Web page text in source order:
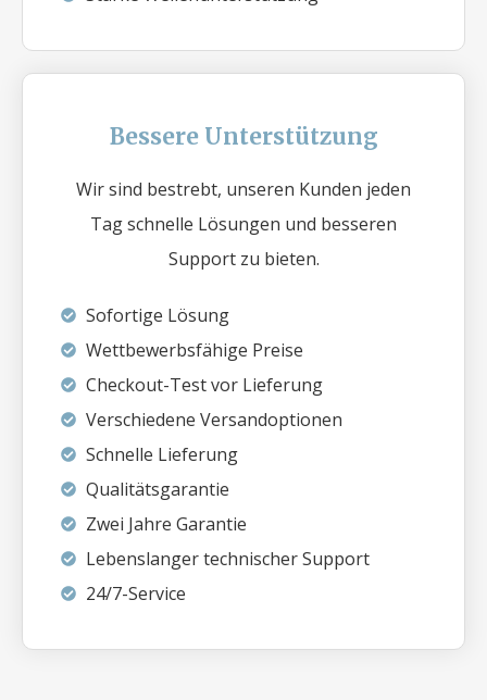
Bessere Unterstützung
Wir sind bestrebt, unseren Kunden jeden
Tag schnelle Lösungen und besseren
Support zu bieten.
Sofortige Lösung
Wettbewerbsfähige Preise
Checkout-Test vor Lieferung
Verschiedene Versandoptionen
Schnelle Lieferung
Qualitätsgarantie
Zwei Jahre Garantie
Lebenslanger technischer Support
24/7-Service